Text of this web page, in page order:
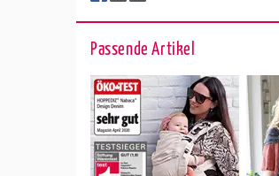
Pas­sen­de Ar­ti­kel